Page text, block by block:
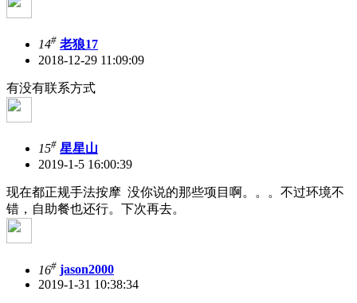
14# 老狼17
2018-12-29 11:09:09
有没有联系方式
15# 星星山
2019-1-5 16:00:39
现在都正规手法按摩 没你说的那些项目啊。。。不过环境不
错，自助餐也还行。下次再去。
16# jason2000
2019-1-31 10:38:34